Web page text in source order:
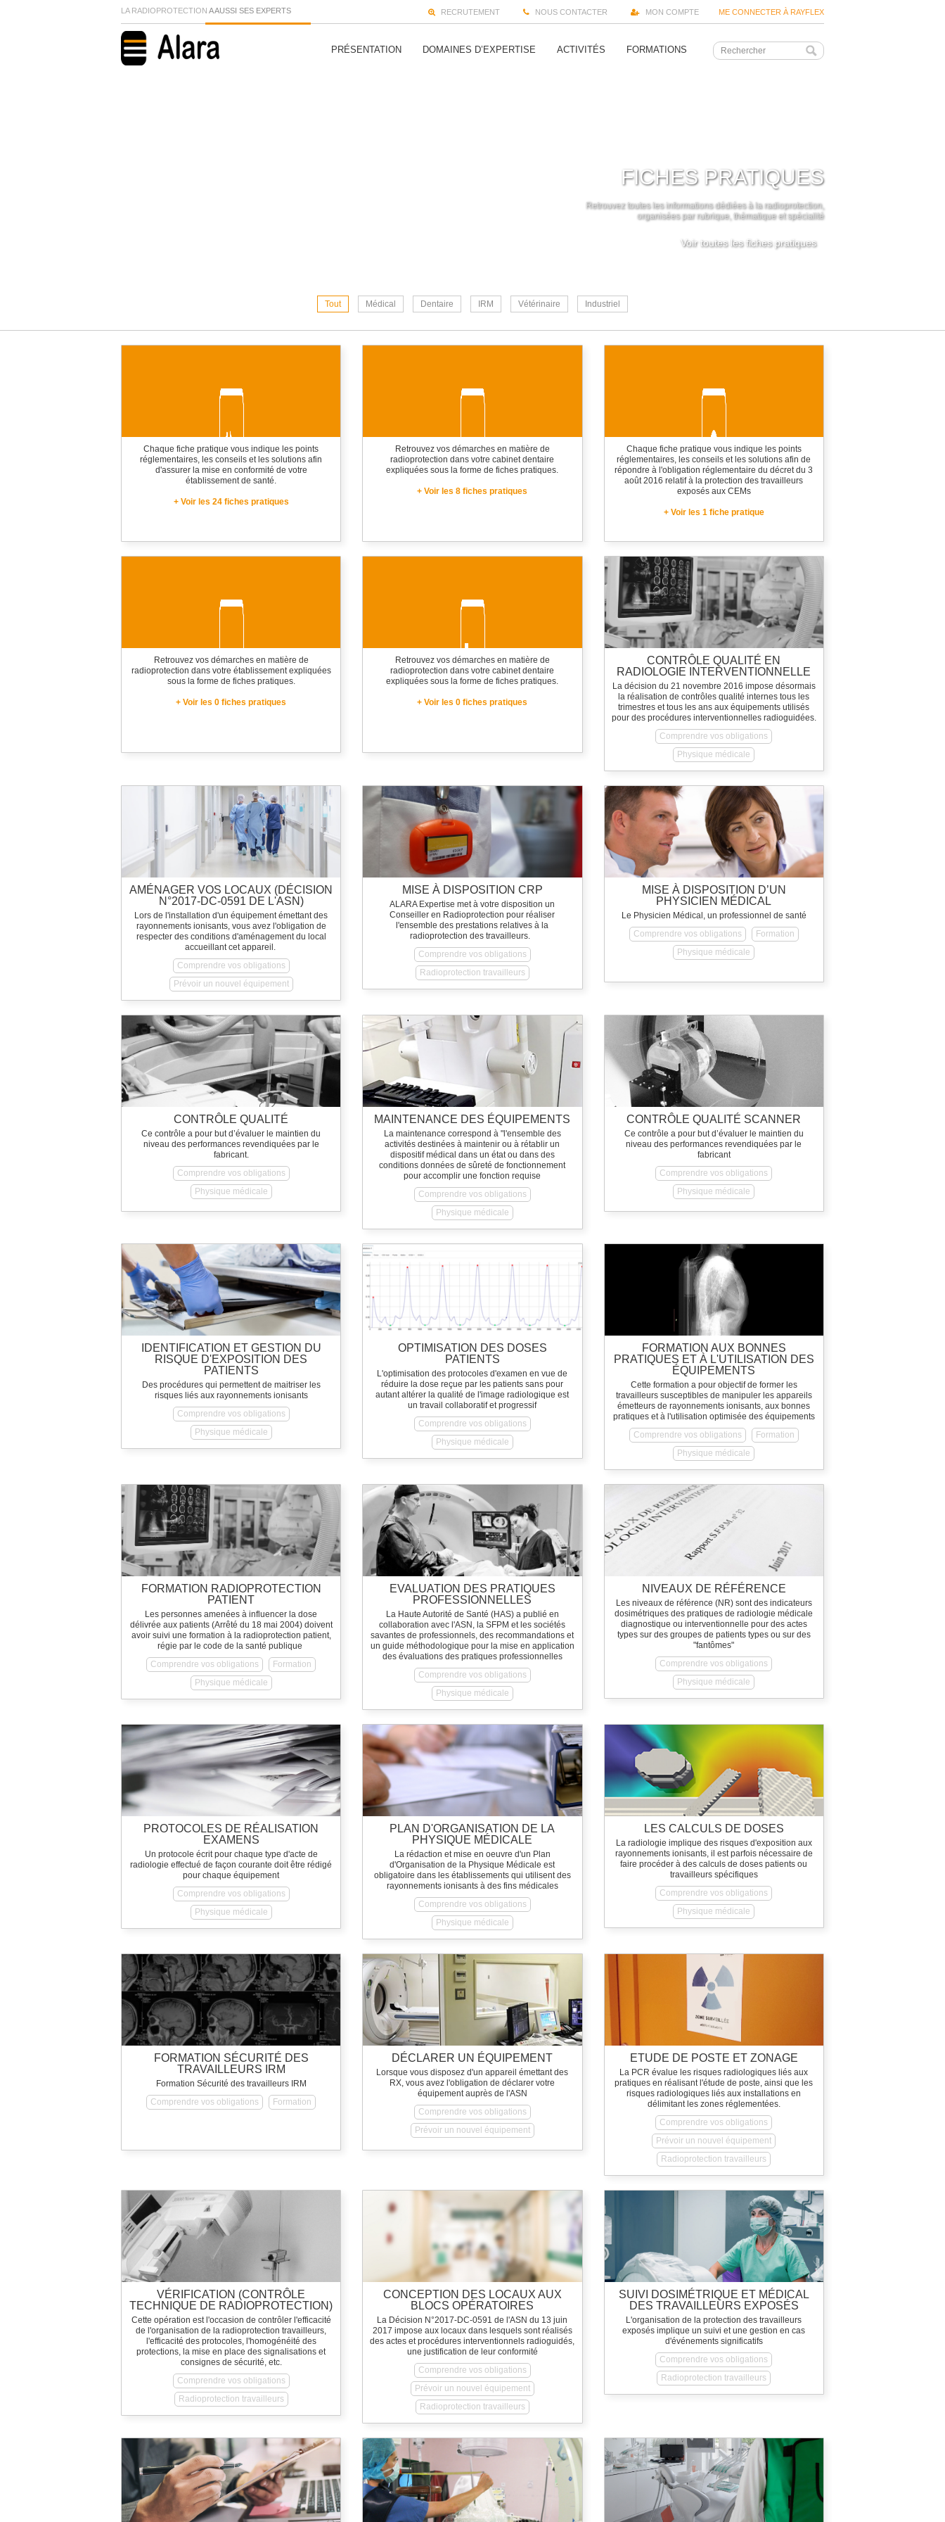
RECRUTEMENT NOUS CONTACTER MON COMPTE ME CONNECTER À RAYFLEX
LA RADIOPROTECTION A AUSSI SES EXPERTS
PRÉSENTATION DOMAINES D’EXPERTISE ACTIVITÉS FORMATIONS
FICHES PRATIQUES
Retrouvez toutes les informations dédiées à la radioprotection,
organisées par rubrique, thématique et spécialité
Voir toutes les fiches pratiques
Tout Médical Dentaire IRM Vétérinaire Industriel
MÉDICAL
Chaque fiche pratique vous indique les points
réglementaires, les conseils et les solutions afin
d'assurer la mise en conformité de votre
établissement de santé.
+ Voir les 24 fiches pratiques
DENTAIRE
Retrouvez vos démarches en matière de
radioprotection dans votre cabinet dentaire
expliquées sous la forme de fiches pratiques.
+ Voir les 8 fiches pratiques
IRM
Chaque fiche pratique vous indique les points
réglementaires, les conseils et les solutions afin de
répondre à l'obligation réglementaire du décret du 3
août 2016 relatif à la protection des travailleurs
exposés aux CEMs
+ Voir les 1 fiche pratique
VÉTÉRINAIRE
Retrouvez vos démarches en matière de
radioprotection dans votre établissement expliquées
sous la forme de fiches pratiques.
+ Voir les 0 fiches pratiques
INDUSTRIEL
Retrouvez vos démarches en matière de
radioprotection dans votre cabinet dentaire
expliquées sous la forme de fiches pratiques.
+ Voir les 0 fiches pratiques
CONTRÔLE QUALITÉ EN
RADIOLOGIE INTERVENTIONNELLE
La décision du 21 novembre 2016 impose désormais
la réalisation de contrôles qualité internes tous les
trimestres et tous les ans aux équipements utilisés
pour des procédures interventionnelles radioguidées.
Comprendre vos obligations
Physique médicale
AMÉNAGER VOS LOCAUX (DÉCISION
N°2017-DC-0591 DE L'ASN)
Lors de l'installation d'un équipement émettant des
rayonnements ionisants, vous avez l'obligation de
respecter des conditions d'aménagement du local
accueillant cet appareil.
Comprendre vos obligations
Prévoir un nouvel équipement
MISE À DISPOSITION CRP
ALARA Expertise met à votre disposition un
Conseiller en Radioprotection pour réaliser
l'ensemble des prestations relatives à la
radioprotection des travailleurs.
Comprendre vos obligations
Radioprotection travailleurs
MISE À DISPOSITION D’UN
PHYSICIEN MÉDICAL
Le Physicien Médical, un professionnel de santé
Comprendre vos obligations
Formation
Physique médicale
CONTRÔLE QUALITÉ
Ce contrôle a pour but d’évaluer le maintien du
niveau des performances revendiquées par le
fabricant.
Comprendre vos obligations
Physique médicale
MAINTENANCE DES ÉQUIPEMENTS
La maintenance correspond à "l'ensemble des
activités destinées à maintenir ou à rétablir un
dispositif médical dans un état ou dans des
conditions données de sûreté de fonctionnement
pour accomplir une fonction requise
Comprendre vos obligations
Physique médicale
CONTRÔLE QUALITÉ SCANNER
Ce contrôle a pour but d’évaluer le maintien du
niveau des performances revendiquées par le
fabricant
Comprendre vos obligations
Physique médicale
IDENTIFICATION ET GESTION DU
RISQUE D'EXPOSITION DES
PATIENTS
Des procédures qui permettent de maitriser les
risques liés aux rayonnements ionisants
Comprendre vos obligations
Physique médicale
OPTIMISATION DES DOSES
PATIENTS
L'optimisation des protocoles d'examen en vue de
réduire la dose reçue par les patients sans pour
autant altérer la qualité de l'image radiologique est
un travail collaboratif et progressif
Comprendre vos obligations
Physique médicale
FORMATION AUX BONNES
PRATIQUES ET À L'UTILISATION DES
ÉQUIPEMENTS
Cette formation a pour objectif de former les
travailleurs susceptibles de manipuler les appareils
émetteurs de rayonnements ionisants, aux bonnes
pratiques et à l'utilisation optimisée des équipements
Comprendre vos obligations
Formation
Physique médicale
FORMATION RADIOPROTECTION
PATIENT
Les personnes amenées à influencer la dose
délivrée aux patients (Arrêté du 18 mai 2004) doivent
avoir suivi une formation à la radioprotection patient,
régie par le code de la santé publique
Comprendre vos obligations
Formation
Physique médicale
EVALUATION DES PRATIQUES
PROFESSIONNELLES
La Haute Autorité de Santé (HAS) a publié en
collaboration avec l'ASN, la SFPM et les sociétés
savantes de professionnels, des recommandations et
un guide méthodologique pour la mise en application
des évaluations des pratiques professionnelles
Comprendre vos obligations
Physique médicale
NIVEAUX DE RÉFÉRENCE
Les niveaux de référence (NR) sont des indicateurs
dosimétriques des pratiques de radiologie médicale
diagnostique ou interventionnelle pour des actes
types sur des groupes de patients types ou sur des
"fantômes"
Comprendre vos obligations
Physique médicale
PROTOCOLES DE RÉALISATION
EXAMENS
Un protocole écrit pour chaque type d'acte de
radiologie effectué de façon courante doit être rédigé
pour chaque équipement
Comprendre vos obligations
Physique médicale
PLAN D'ORGANISATION DE LA
PHYSIQUE MÉDICALE
La rédaction et mise en oeuvre d'un Plan
d'Organisation de la Physique Médicale est
obligatoire dans les établissements qui utilisent des
rayonnements ionisants à des fins médicales
Comprendre vos obligations
Physique médicale
LES CALCULS DE DOSES
La radiologie implique des risques d'exposition aux
rayonnements ionisants, il est parfois nécessaire de
faire procéder à des calculs de doses patients ou
travailleurs spécifiques
Comprendre vos obligations
Physique médicale
FORMATION SÉCURITÉ DES
TRAVAILLEURS IRM
Formation Sécurité des travailleurs IRM
Comprendre vos obligations
Formation
DÉCLARER UN ÉQUIPEMENT
Lorsque vous disposez d'un appareil émettant des
RX, vous avez l'obligation de déclarer votre
équipement auprès de l'ASN
Comprendre vos obligations
Prévoir un nouvel équipement
ETUDE DE POSTE ET ZONAGE
La PCR évalue les risques radiologiques liés aux
pratiques en réalisant l'étude de poste, ainsi que les
risques radiologiques liés aux installations en
délimitant les zones réglementées.
Comprendre vos obligations
Prévoir un nouvel équipement
Radioprotection travailleurs
VÉRIFICATION (CONTRÔLE
TECHNIQUE DE RADIOPROTECTION)
Cette opération est l'occasion de contrôler l'efficacité
de l'organisation de la radioprotection travailleurs,
l'efficacité des protocoles, l'homogénéité des
protections, la mise en place des signalisations et
consignes de sécurité, etc.
Comprendre vos obligations
Radioprotection travailleurs
CONCEPTION DES LOCAUX AUX
BLOCS OPÉRATOIRES
La Décision N°2017-DC-0591 de l'ASN du 13 juin
2017 impose aux locaux dans lesquels sont réalisés
des actes et procédures interventionnels radioguidés,
une justification de leur conformité
Comprendre vos obligations
Prévoir un nouvel équipement
Radioprotection travailleurs
SUIVI DOSIMÉTRIQUE ET MÉDICAL
DES TRAVAILLEURS EXPOSÉS
L'organisation de la protection des travailleurs
exposés implique un suivi et une gestion en cas
d'événements significatifs
Comprendre vos obligations
Radioprotection travailleurs